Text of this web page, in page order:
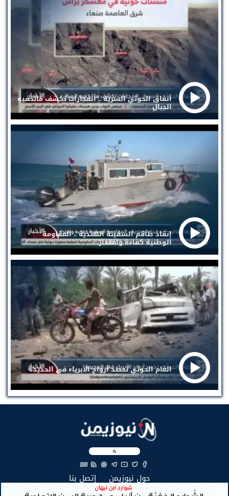
أنفاق الحوثي السرية .. انفجارات تكشف ماتخفيه
الجبال
إنقاذ طاقم السفينة الهندية .. المقاومة
الوطنية كفاءة واقتدار
الغام الحوثي تحصد أرواح الأبرياء في الحديدة
EN
حول نيوزيمن إتصل بنا
جميع الحقوق محفوظة لنيوزيمن © 2026